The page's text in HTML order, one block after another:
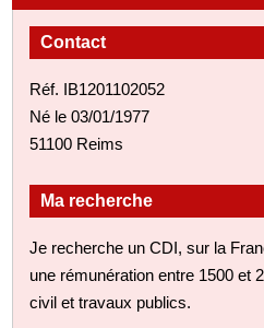
Contact
Réf. IB1201102052
Né le 03/01/1977
51100 Reims
Ma recherche
Je recherche un CDI, sur la
une rémunération entre 1500 et
civil et travaux publics.